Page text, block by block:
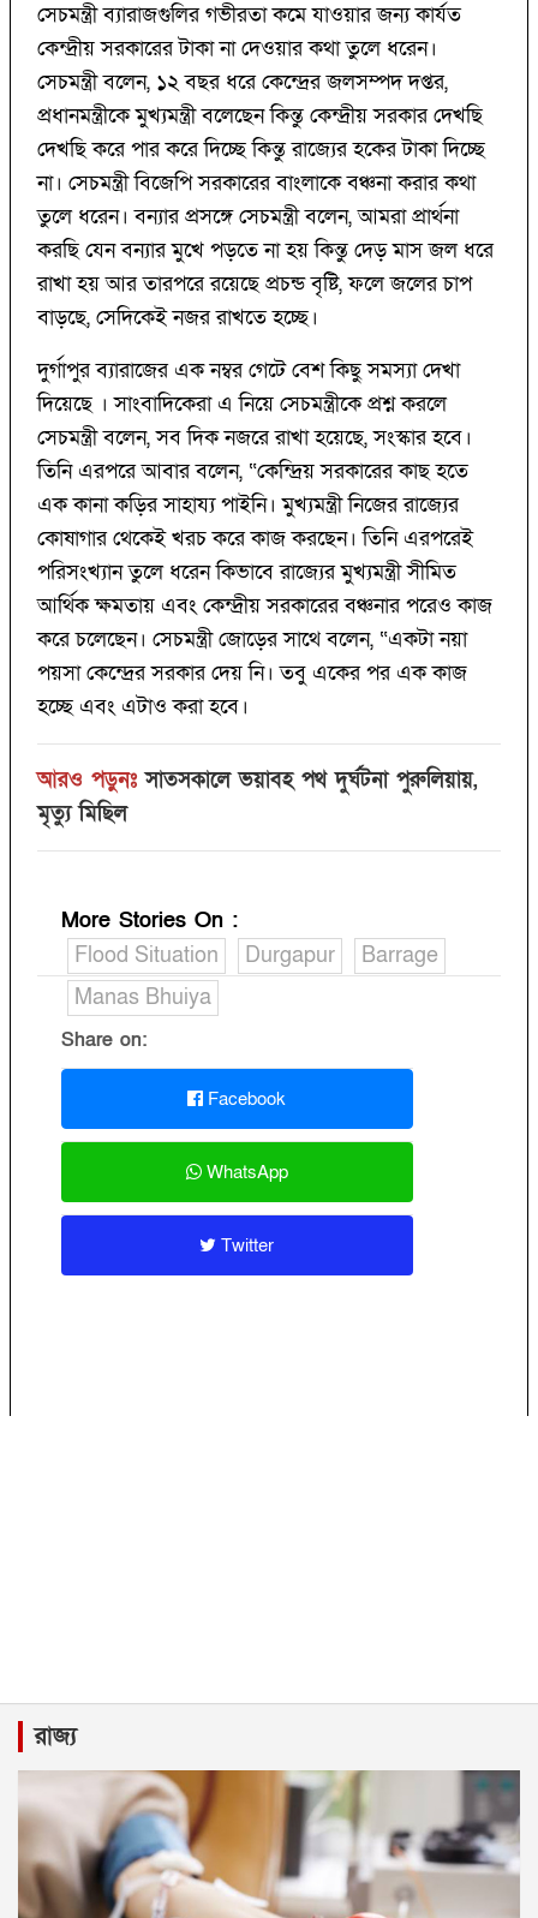
সেচমন্ত্রী ব্যারাজগুলির গভীরতা কমে যাওয়ার জন্য কার্যত
কেন্দ্রীয় সরকারের টাকা না দেওয়ার কথা তুলে ধরেন।
সেচমন্ত্রী বলেন, ১২ বছর ধরে কেন্দ্রের জলসম্পদ দপ্তর,
প্রধানমন্ত্রীকে মুখ্যমন্ত্রী বলেছেন কিন্তু কেন্দ্রীয় সরকার দেখছি
দেখছি করে পার করে দিচ্ছে কিন্তু রাজ্যের হকের টাকা দিচ্ছে
না। সেচমন্ত্রী বিজেপি সরকারের বাংলাকে বঞ্চনা করার কথা
তুলে ধরেন। বন্যার প্রসঙ্গে সেচমন্ত্রী বলেন, আমরা প্রার্থনা
করছি যেন বন্যার মুখে পড়তে না হয় কিন্তু দেড় মাস জল ধরে
রাখা হয় আর তারপরে রয়েছে প্রচন্ড বৃষ্টি, ফলে জলের চাপ
বাড়ছে, সেদিকেই নজর রাখতে হচ্ছে।
দুর্গাপুর ব্যারাজের এক নম্বর গেটে বেশ কিছু সমস্যা দেখা
দিয়েছে । সাংবাদিকেরা এ নিয়ে সেচমন্ত্রীকে প্রশ্ন করলে
সেচমন্ত্রী বলেন, সব দিক নজরে রাখা হয়েছে, সংস্কার হবে।
তিনি এরপরে আবার বলেন, “কেন্দ্রিয় সরকারের কাছ হতে
এক কানা কড়ির সাহায্য পাইনি। মুখ্যমন্ত্রী নিজের রাজ্যের
কোষাগার থেকেই খরচ করে কাজ করছেন। তিনি এরপরেই
পরিসংখ্যান তুলে ধরেন কিভাবে রাজ্যের মুখ্যমন্ত্রী সীমিত
আর্থিক ক্ষমতায় এবং কেন্দ্রীয় সরকারের বঞ্চনার পরেও কাজ
করে চলেছেন। সেচমন্ত্রী জোড়ের সাথে বলেন, “একটা নয়া
পয়সা কেন্দ্রের সরকার দেয় নি। তবু একের পর এক কাজ
হচ্ছে এবং এটাও করা হবে।
আরও পড়ুনঃ সাতসকালে ভয়াবহ পথ দুর্ঘটনা পুরুলিয়ায়,
মৃত্যু মিছিল
More Stories On :
Flood Situation
Durgapur
Barrage
Manas Bhuiya
Share on:
Facebook
WhatsApp
Twitter
রাজ্য